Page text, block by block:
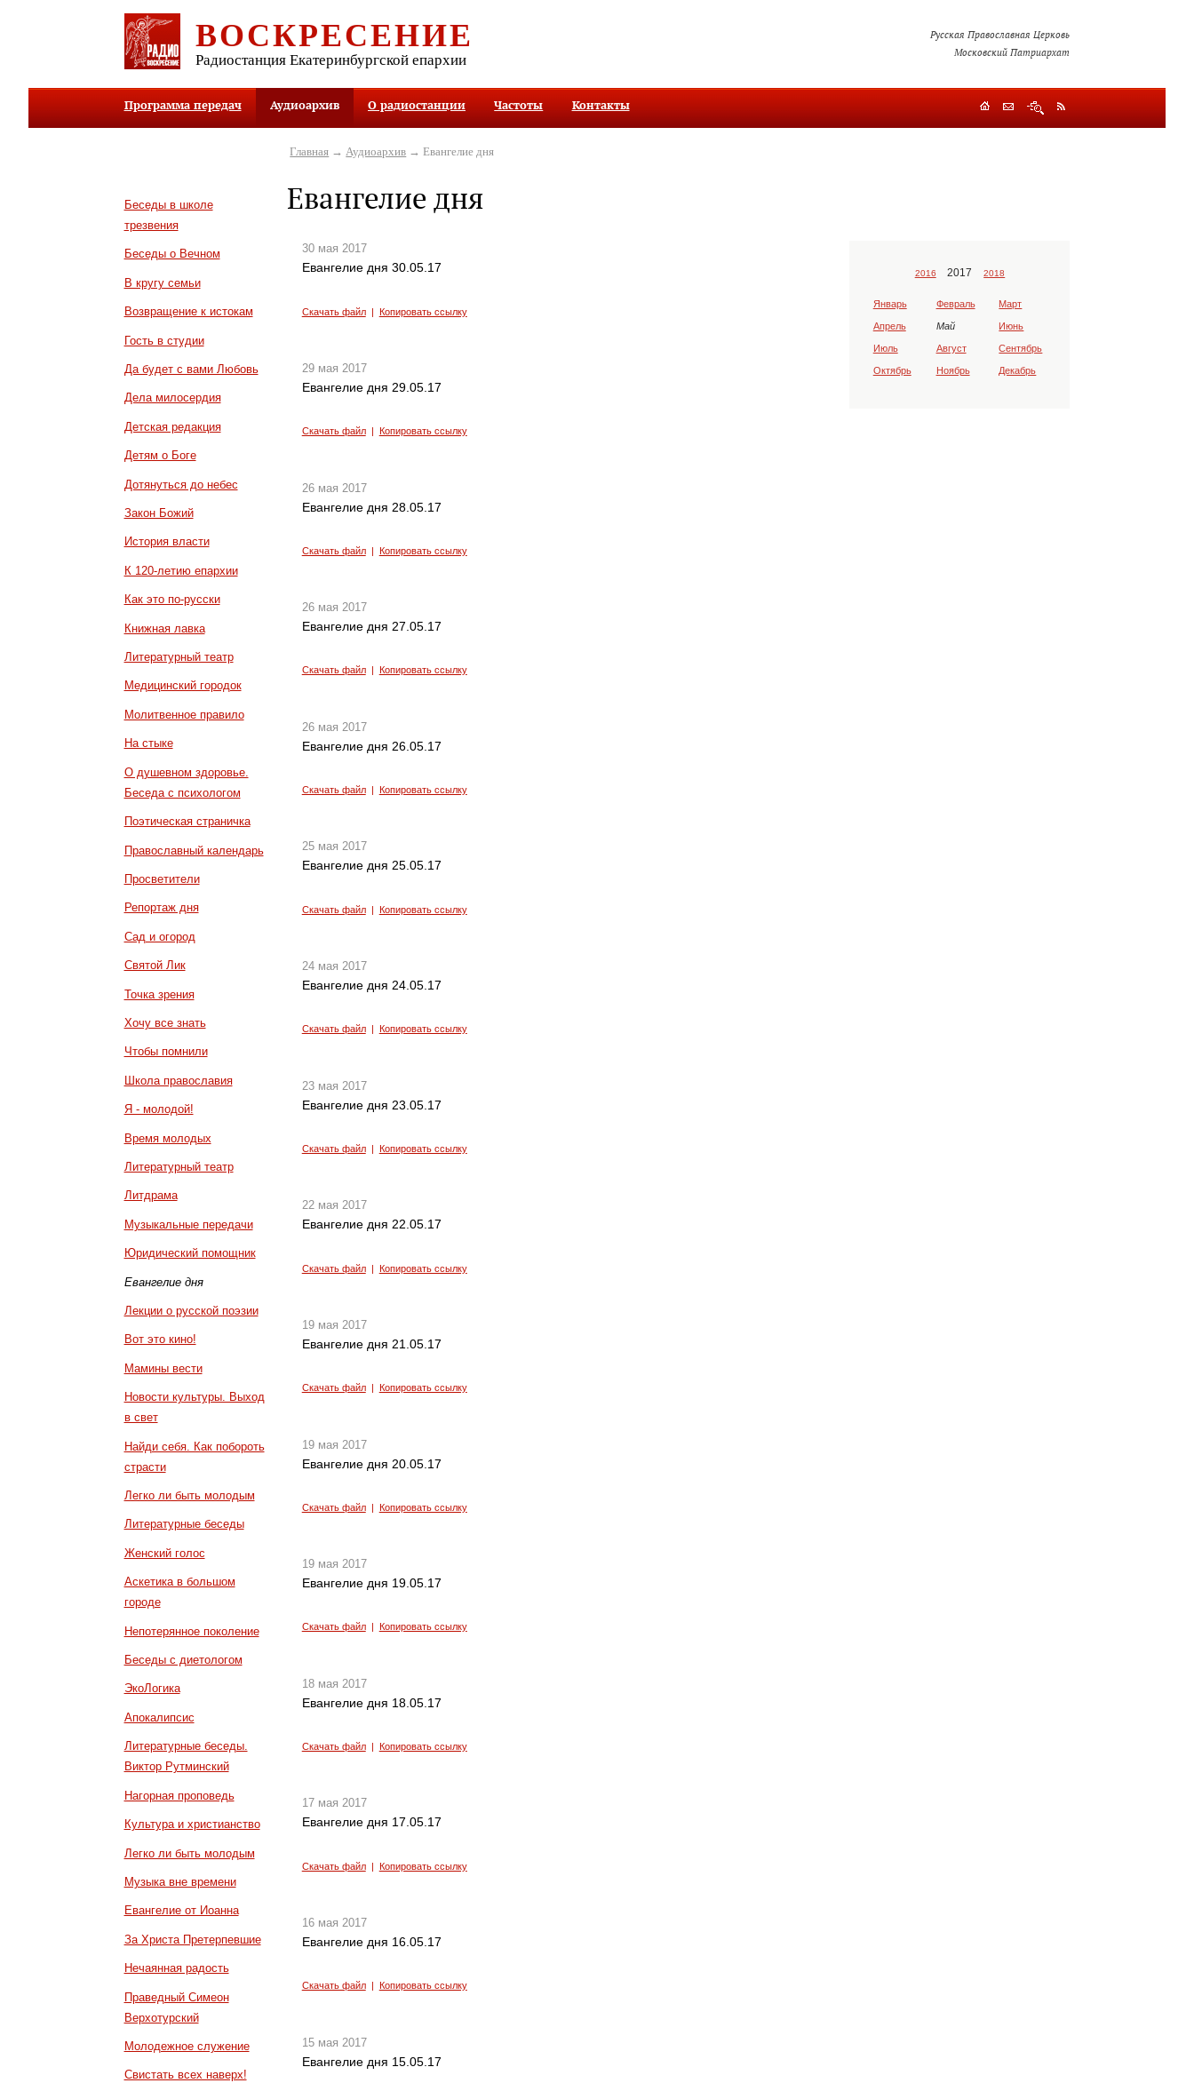
ВОСКРЕСЕНИЕ
Радиостанция Екатеринбургской епархии
Русская Православная Церковь
Московский Патриархат
Программа передач Аудиоархив О радиостанции Частоты Контакты
Беседы в школе
трезвения
Беседы о Вечном
В кругу семьи
Возвращение к истокам
Гость в студии
Да будет с вами Любовь
Дела милосердия
Детская редакция
Детям о Боге
Дотянуться до небес
Закон Божий
История власти
К 120-летию епархии
Как это по-русски
Книжная лавка
Литературный театр
Медицинский городок
Молитвенное правило
На стыке
О душевном здоровье.
Беседа с психологом
Поэтическая страничка
Православный календарь
Просветители
Репортаж дня
Сад и огород
Святой Лик
Точка зрения
Хочу все знать
Чтобы помнили
Школа православия
Я - молодой!
Время молодых
Литературный театр
Литдрама
Музыкальные передачи
Юридический помощник
Евангелие дня
Лекции о русской поэзии
Вот это кино!
Мамины вести
Новости культуры. Выход
в свет
Найди себя. Как побороть
страсти
Легко ли быть молодым
Литературные беседы
Женский голос
Аскетика в большом
городе
Непотерянное поколение
Беседы с диетологом
ЭкоЛогика
Апокалипсис
Литературные беседы.
Виктор Рутминский
Нагорная проповедь
Культура и христианство
Легко ли быть молодым
Музыка вне времени
Евангелие от Иоанна
За Христа Претерпевшие
Нечаянная радость
Праведный Симеон
Верхотурский
Молодежное служение
Свистать всех наверх!
Главная → Аудиоархив → Евангелие дня
Евангелие дня
30 мая 2017
Евангелие дня 30.05.17
Скачать файл| Копировать ссылку
29 мая 2017
Евангелие дня 29.05.17
Скачать файл| Копировать ссылку
26 мая 2017
Евангелие дня 28.05.17
Скачать файл| Копировать ссылку
26 мая 2017
Евангелие дня 27.05.17
Скачать файл| Копировать ссылку
26 мая 2017
Евангелие дня 26.05.17
Скачать файл| Копировать ссылку
25 мая 2017
Евангелие дня 25.05.17
Скачать файл| Копировать ссылку
24 мая 2017
Евангелие дня 24.05.17
Скачать файл| Копировать ссылку
23 мая 2017
Евангелие дня 23.05.17
Скачать файл| Копировать ссылку
22 мая 2017
Евангелие дня 22.05.17
Скачать файл| Копировать ссылку
19 мая 2017
Евангелие дня 21.05.17
Скачать файл| Копировать ссылку
19 мая 2017
Евангелие дня 20.05.17
Скачать файл| Копировать ссылку
19 мая 2017
Евангелие дня 19.05.17
Скачать файл| Копировать ссылку
18 мая 2017
Евангелие дня 18.05.17
Скачать файл| Копировать ссылку
17 мая 2017
Евангелие дня 17.05.17
Скачать файл| Копировать ссылку
16 мая 2017
Евангелие дня 16.05.17
Скачать файл| Копировать ссылку
15 мая 2017
Евангелие дня 15.05.17
2016 2017 2018
Январь Февраль Март
Апрель Май Июнь
Июль Август Сентябрь
Октябрь Ноябрь Декабрь